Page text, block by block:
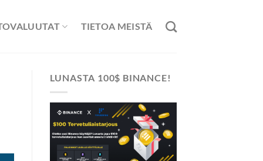
TIETOA MEISTÄ
LUNASTA 100$ BINANCE!